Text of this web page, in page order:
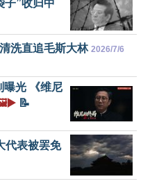
子”收归中
洗直追毛斯大林 2026/7/6
曝光 《维尼
📝
代表被罢免